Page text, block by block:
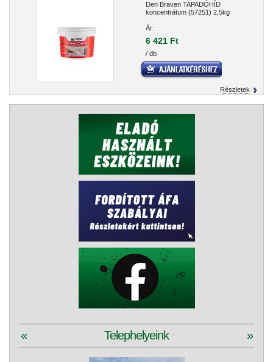
Den Braven TAPADÓHÍD
koncentrátum (57251) 2,5kg
Ár:
6 421 Ft
/ db
Részletek
Telephelyeink
« »